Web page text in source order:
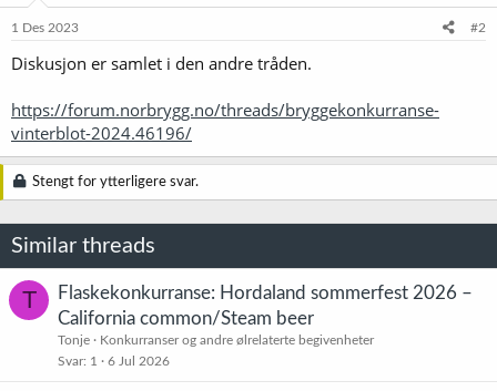
e
:
1 Des 2023 #2
Diskusjon er samlet i den andre tråden.
https://forum.norbrygg.no/threads/bryggekonkurranse-
vinterblot-2024.46196/
Stengt for ytterligere svar.
Similar threads
T
Flaskekonkurranse: Hordaland sommerfest 2026 –
California common/Steam beer
Tonje
Konkurranser og andre ølrelaterte begivenheter
Svar 1 6 Jul 2026